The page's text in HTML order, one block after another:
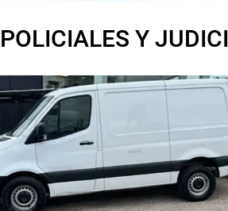
POLICIALES Y